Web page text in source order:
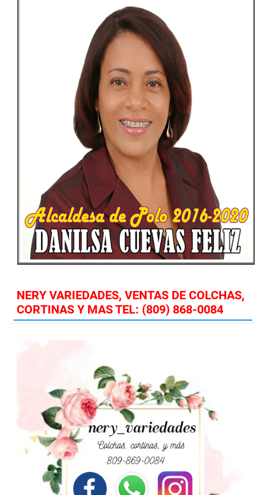
NERY VARIEDADES, VENTAS DE COLCHAS,
CORTINAS Y MAS TEL: (809) 868-0084